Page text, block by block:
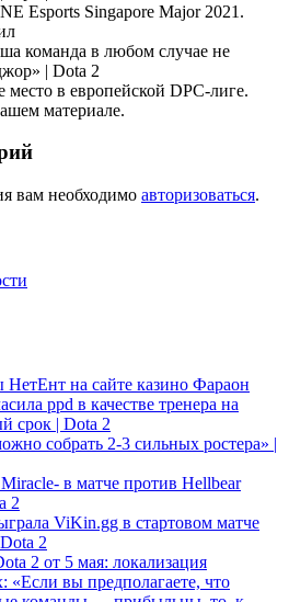
Esports Singapore Major 2021.
место в европейской DPC-лиге.
материале.
вам необходимо авторизоваться.
на сайте казино Фараон
ppd в качестве тренера на
срок | Dota 2
собрать 2-3 сильных ростера» |
в матче против Hellbear
2
ViKin.gg в стартовом матче
2
2 от 5 мая: локализация
«Если вы предполагаете, что